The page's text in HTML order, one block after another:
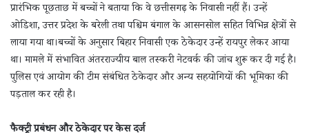
प्रारंभिक पूछताछ में बच्चों ने बताया कि वे छत्तीसगढ़ के निवासी नहीं हैं। उन्हें
ओडिशा, उत्तर प्रदेश के बरेली तथा पश्चिम बंगाल के आसनसोल सहित विभिन्न क्षेत्रों से
लाया गया था।बच्चों के अनुसार बिहार निवासी एक ठेकेदार उन्हें रायपुर लेकर आया
था। मामले में संभावित अंतरराज्यीय बाल तस्करी नेटवर्क की जांच शुरू कर दी गई है।
पुलिस एवं आयोग की टीम संबंधित ठेकेदार और अन्य सहयोगियों की भूमिका की
पड़ताल कर रही है।
फैक्ट्री प्रबंधन और ठेकेदार पर केस दर्ज